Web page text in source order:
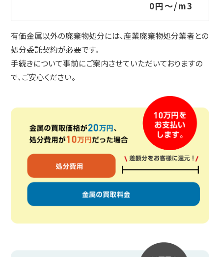
0円～/m3
有価金属以外の廃棄物処分には、産業廃棄物処分業者との
処分委託契約が必要です。
手続きについて事前にご案内させていただいておりますの
で、ご安心ください。